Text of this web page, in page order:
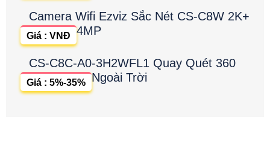
Camera Wifi Ezviz Sắc Nét CS-C8W 2K+
4MP
Giá : VNĐ
CS-C8C-A0-3H2WFL1 Quay Quét 360
Ngoài Trời
Giá : 5%-35%